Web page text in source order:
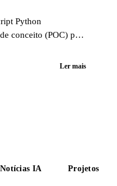
Python
conceito (POC) para
Ler mais
Notícias IA Projetos